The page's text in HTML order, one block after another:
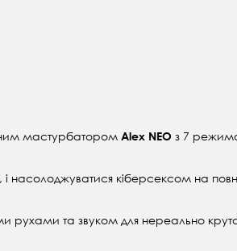
мастурбатором Alex NEO з 7
насолоджуватися кіберсексом на
та звуком для нереально крутої